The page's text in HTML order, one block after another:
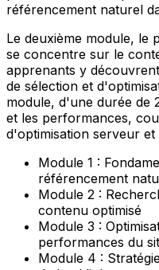
référencement naturel
Le deuxième module, le
se concentre sur le
apprenants y
de sélection et
module, d'une durée de
et les performances,
d'optimisation serveur
Module 1 :
référencement
Module 2 :
contenu optimisé
Module 3 :
performances du
Module 4 :